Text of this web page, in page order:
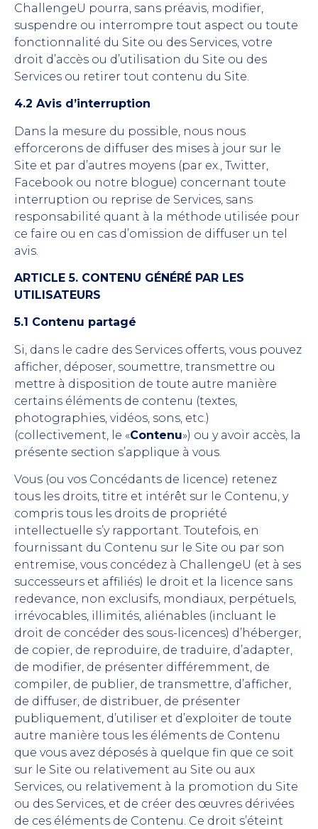
ChallengeU pourra, sans préavis, modifier,
suspendre ou interrompre tout aspect ou toute
fonctionnalité du Site ou des Services, votre
droit d’accès ou d’utilisation du Site ou des
Services ou retirer tout contenu du Site.
4.2 Avis d’interruption
Dans la mesure du possible, nous nous
efforcerons de diffuser des mises à jour sur le
Site et par d’autres moyens (par ex., Twitter,
Facebook ou notre blogue) concernant toute
interruption ou reprise de Services, sans
responsabilité quant à la méthode utilisée pour
ce faire ou en cas d’omission de diffuser un tel
avis.
ARTICLE 5. CONTENU GÉNÉRÉ PAR LES
UTILISATEURS
5.1 Contenu partagé
Si, dans le cadre des Services offerts, vous pouvez
afficher, déposer, soumettre, transmettre ou
mettre à disposition de toute autre manière
certains éléments de contenu (textes,
photographies, vidéos, sons, etc.)
(collectivement, le «Contenu») ou y avoir accès, la
présente section s’applique à vous.
Vous (ou vos Concédants de licence) retenez
tous les droits, titre et intérêt sur le Contenu, y
compris tous les droits de propriété
intellectuelle s’y rapportant. Toutefois, en
fournissant du Contenu sur le Site ou par son
entremise, vous concédez à ChallengeU (et à ses
successeurs et affiliés) le droit et la licence sans
redevance, non exclusifs, mondiaux, perpétuels,
irrévocables, illimités, aliénables (incluant le
droit de concéder des sous-licences) d’héberger,
de copier, de reproduire, de traduire, d’adapter,
de modifier, de présenter différemment, de
compiler, de publier, de transmettre, d’afficher,
de diffuser, de distribuer, de présenter
publiquement, d’utiliser et d’exploiter de toute
autre manière tous les éléments de Contenu
que vous avez déposés à quelque fin que ce soit
sur le Site ou relativement au Site ou aux
Services, ou relativement à la promotion du Site
ou des Services, et de créer des œuvres dérivées
de ces éléments de Contenu. Ce droit s’éteint